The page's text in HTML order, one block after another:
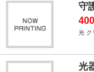
守
光 ク
光